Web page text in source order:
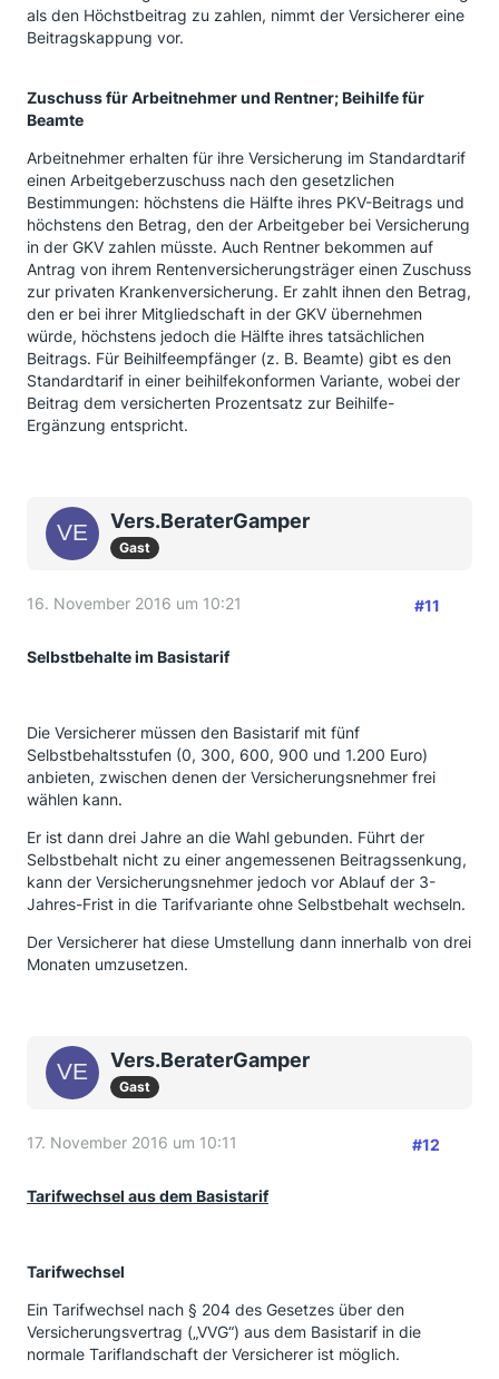
als den Höchstbeitrag zu zahlen, nimmt der Versicherer eine
Beitragskappung vor.
Zuschuss für Arbeitnehmer und Rentner; Beihilfe für
Beamte
Arbeitnehmer erhalten für ihre Versicherung im Standardtarif
einen Arbeitgeberzuschuss nach den gesetzlichen
Bestimmungen: höchstens die Hälfte ihres PKV-Beitrags und
höchstens den Betrag, den der Arbeitgeber bei Versicherung
in der GKV zahlen müsste. Auch Rentner bekommen auf
Antrag von ihrem Rentenversicherungsträger einen Zuschuss
zur privaten Krankenversicherung. Er zahlt ihnen den Betrag,
den er bei ihrer Mitgliedschaft in der GKV übernehmen
würde, höchstens jedoch die Hälfte ihres tatsächlichen
Beitrags. Für Beihilfeempfänger (z. B. Beamte) gibt es den
Standardtarif in einer beihilfekonformen Variante, wobei der
Beitrag dem versicherten Prozentsatz zur Beihilfe-
Ergänzung entspricht.
Vers.BeraterGamper
Gast
16. November 2016 um 10:21 #11
Selbstbehalte im Basistarif
Die Versicherer müssen den Basistarif mit fünf
Selbstbehaltsstufen (0, 300, 600, 900 und 1.200 Euro)
anbieten, zwischen denen der Versicherungsnehmer frei
wählen kann.
Er ist dann drei Jahre an die Wahl gebunden. Führt der
Selbstbehalt nicht zu einer angemessenen Beitragssenkung,
kann der Versicherungsnehmer jedoch vor Ablauf der 3-
Jahres-Frist in die Tarifvariante ohne Selbstbehalt wechseln.
Der Versicherer hat diese Umstellung dann innerhalb von drei
Monaten umzusetzen.
Vers.BeraterGamper
Gast
17. November 2016 um 10:11 #12
Tarifwechsel aus dem Basistarif
Tarifwechsel
Ein Tarifwechsel nach § 204 des Gesetzes über den
Versicherungsvertrag („VVG“) aus dem Basistarif in die
normale Tariflandschaft der Versicherer ist möglich.